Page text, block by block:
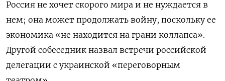
Россия не хочет скорого мира и не нуждается в
нем; она может продолжать войну, поскольку ее
экономика «не находится на грани коллапса».
Другой собеседник назвал встречи российской
делегации с украинской «переговорным